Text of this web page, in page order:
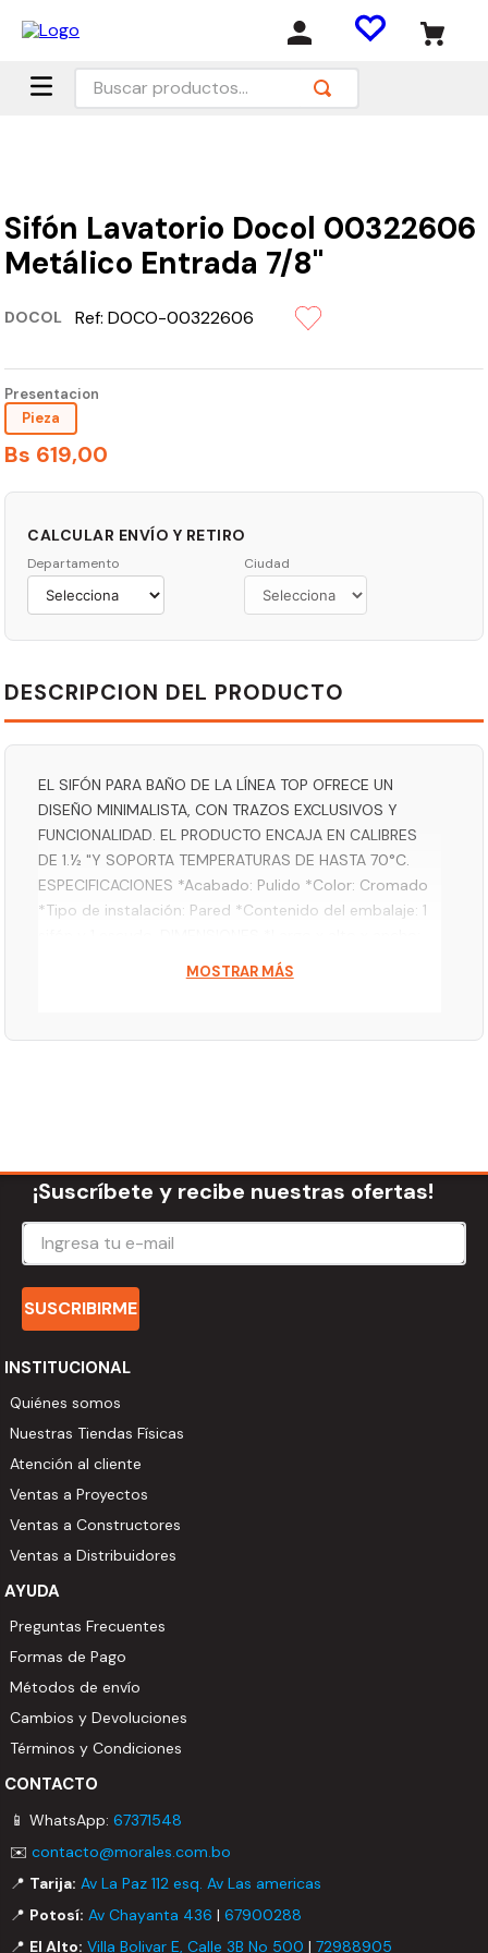
Buscar productos...
Sifón Lavatorio Docol 00322606
Metálico Entrada 7/8"
DOCOL Ref:DOCO-00322606
Presentacion
Pieza
Bs 619,00
CALCULAR ENVÍO Y RETIRO
Departamento Ciudad
DESCRIPCION DEL PRODUCTO
EL SIFÓN PARA BAÑO DE LA LÍNEA TOP OFRECE UN
DISEÑO MINIMALISTA, CON TRAZOS EXCLUSIVOS Y
FUNCIONALIDAD. EL PRODUCTO ENCAJA EN CALIBRES
DE 1.½ "Y SOPORTA TEMPERATURAS DE HASTA 70°C.
ESPECIFICACIONES *Acabado: Pulido *Color: Cromado
*Tipo de instalación: Pared *Contenido del embalaje: 1
339 mm x 230 mm x 70 mm *Peso neto: 0,78 kg FICHA
TÉCNICA *Calibre: 7/8", 1.1/2" - DN 40 *Aireador: Sin
MOSTRAR MÁS
¡Suscríbete y recibe nuestras ofertas!
SUSCRIBIRME
INSTITUCIONAL
Quiénes somos
Nuestras Tiendas Físicas
Atención al cliente
Ventas a Proyectos
Ventas a Constructores
Ventas a Distribuidores
AYUDA
Preguntas Frecuentes
Formas de Pago
Métodos de envío
Cambios y Devoluciones
Términos y Condiciones
CONTACTO
📱 WhatsApp:67371548
✉️contacto@morales.com.bo
📍 Tarija: Av La Paz 112 esq. Av Las americas
📍 Potosí: Av Chayanta 436 |67900288
📍 El Alto: Villa Bolivar E, Calle 3B No 500 |72988905